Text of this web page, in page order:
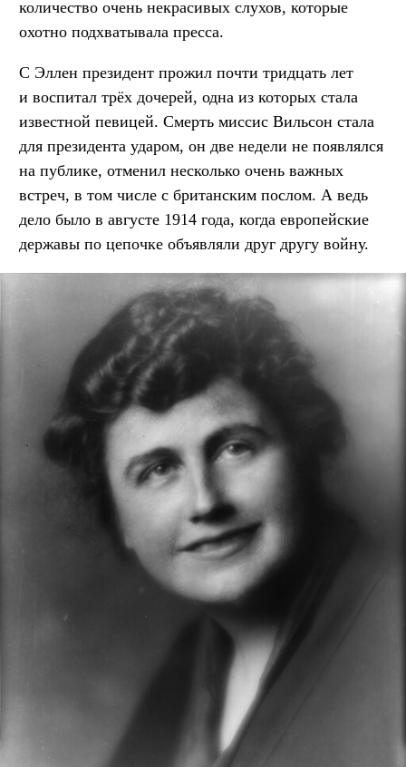
количество очень некрасивых слухов, которые
охотно подхватывала пресса.
С Эллен президент прожил почти тридцать лет
и воспитал трёх дочерей, одна из которых стала
известной певицей. Смерть миссис Вильсон стала
для президента ударом, он две недели не появлялся
на публике, отменил несколько очень важных
встреч, в том числе с британским послом. А ведь
дело было в августе 1914 года, когда европейские
державы по цепочке объявляли друг другу войну.